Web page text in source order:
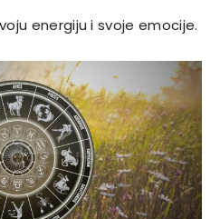
energiju i svoje emocije.